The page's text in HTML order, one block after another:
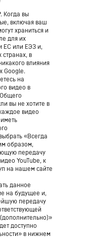
Когда вы
включая ваш
храниться и
для их
ЕС или ЕЭЗ и,
странах, в
влияния
Google.
на
видео в
Общего
вы не хотите в
видео
«Всегда
образом,
передачу
YouTube, к
на нашем сайте
данное
на будущее и,
передачу
доступно
в нижнем